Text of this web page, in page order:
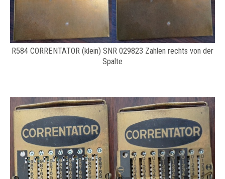
R584 CORRENTATOR (klein) SNR 029823 Zahlen rechts von der
Spalte